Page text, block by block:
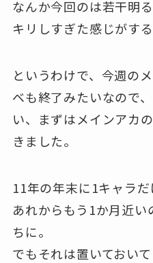
なんか今回のは若干明
キリしすぎた感じがする
というわけで、今週の
ベも終了みたいなので
い、まずはメインアカ
きました。
11年の年末に1キャラだ
あれからもう1か月近
ちに。
でもそれは置いておい